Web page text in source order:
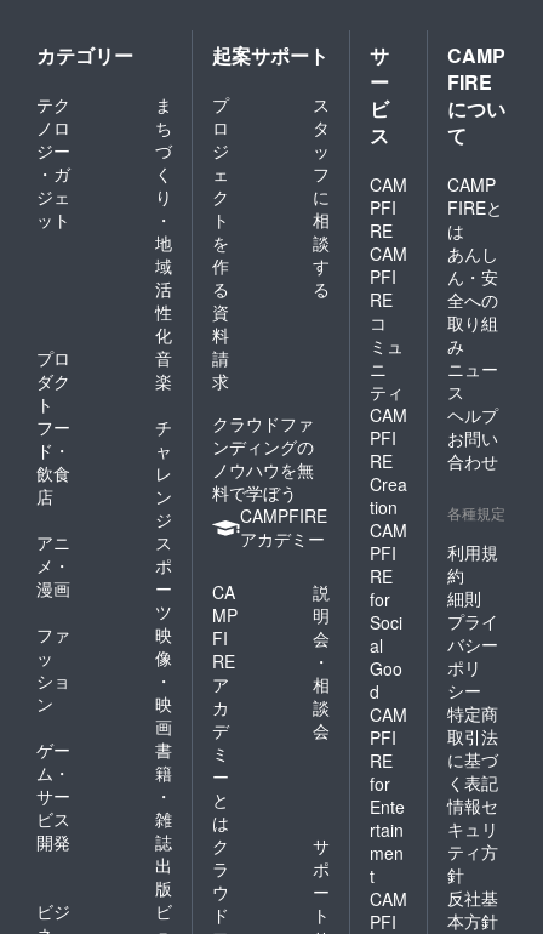
法のア
ドバイ
程：
2023年
1月〜6
月の間
利用開
始(3ヶ
月間で
上限6
回) 場
所：オ
ンライ
zoomに
て開催
（動作
環境：
PC／ス
マホ）
時間：1
回のコ
ティン
※日程な
ど詳細
はメー
ルにて
連絡さ
せてい
ただき
ます。
※画像は
引用リ
ツイー
トをし
た場合
の一例
です。
インプ
ション
の増加
を確約
カテゴリー
テク
ノロ
ジー
・ガ
ジェ
ット
ま
ち
づ
く
り
・
地
域
活
性
化
プロ
ダク
ト
音
楽
フー
ド・
飲食
店
チ
ャ
レ
ン
ジ
アニ
メ・
漫画
ス
ポ
ー
ツ
ファ
ッ
ショ
ン
映
像
・
映
画
ゲー
ム・
サー
ビス
開発
書
籍
・
雑
誌
出
版
ビジ
ビ
起案サポート
プ
ロ
ジ
ェ
ク
ト
を
作
る
ス
タ
ッ
フ
に
相
談
す
る
資
料
請
求
クラウドファ
ンディングの
ノウハウを無
料で学ぼう
CAMPFIRE
アカデミー
CA
MP
FI
RE
ア
カ
デ
ミ
ー
と
は
説
明
会
・
相
談
会
ク
ラ
ウ
ド
サ
ポ
ー
ト
サ
ー
ビ
ス
CAM
PFI
RE
CAM
PFI
RE
コ
ミュ
ニ
ティ
CAM
PFI
RE
Crea
tion
CAM
PFI
RE
for
Soci
al
Goo
d
CAM
PFI
RE
for
Ente
rtain
men
t
CAM
PFI
CAMP
FIRE
につい
て
CAMP
FIREと
は
あんし
ん・安
全への
取り組
み
ニュー
ス
ヘルプ
お問い
合わせ
各種規定
利用規
約
細則
プライ
バシー
ポリ
シー
特定商
取引法
に基づ
く表記
情報セ
キュリ
ティ方
針
反社基
本方針